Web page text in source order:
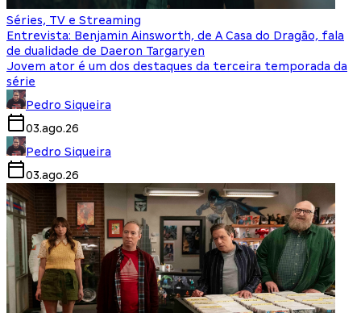
Séries, TV e Streaming
Entrevista: Benjamin Ainsworth, de A Casa do Dragão, fala
de dualidade de Daeron Targaryen
Jovem ator é um dos destaques da terceira temporada da
série
Pedro Siqueira
03.ago.26
Pedro Siqueira
03.ago.26